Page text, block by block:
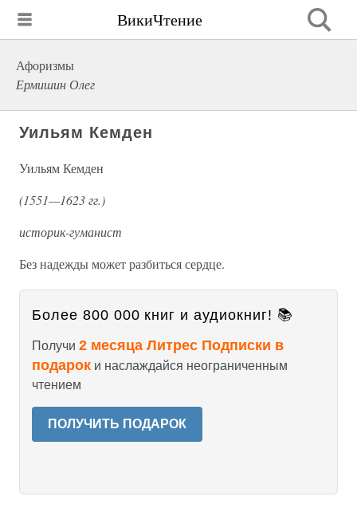
ВикиЧтение
Афоризмы
Ермишин Олег
Уильям Кемден
Уильям Кемден
(1551—1623 гг.)
историк-гуманист
Без надежды может разбиться сердце.
Более 800 000 книг и аудиокниг! 📚
Получи 2 месяца Литрес Подписки в
подарок и наслаждайся неограниченным
чтением
ПОЛУЧИТЬ ПОДАРОК